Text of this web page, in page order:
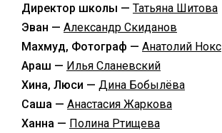
Директор школы — Татьяна Шитова
Эван — Александр Скиданов
Махмуд, Фотограф — Анатолий Нокс
Араш — Илья Сланевский
Хина, Люси — Дина Бобылёва
Саша — Анастасия Жаркова
Ханна — Полина Ртищева